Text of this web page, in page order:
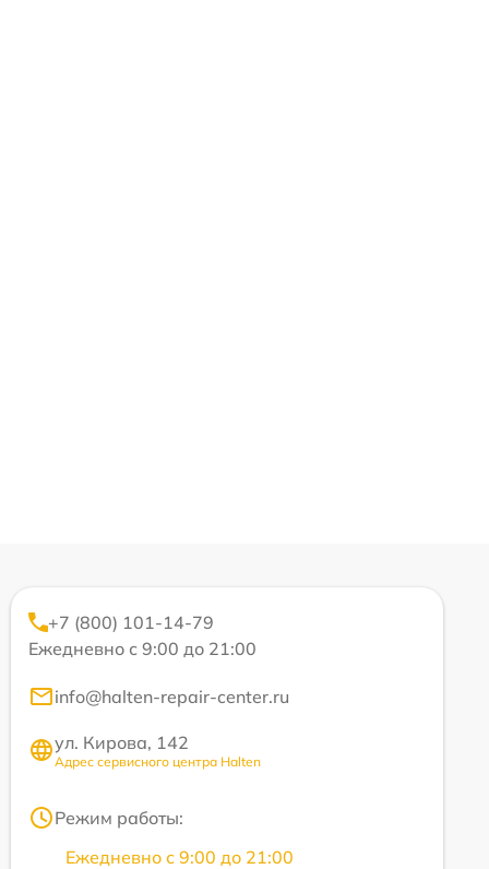
+7 (800) 101-14-79
Ежедневно с 9:00 до 21:00
info@halten-repair-center.ru
ул. Кирова, 142
Адрес сервисного центра Halten
Режим работы:
Ежедневно с 9:00 до 21:00